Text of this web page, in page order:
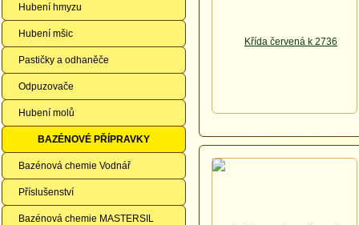
Hubení hmyzu
Hubení mšic
Pastičky a odhaněče
Odpuzovače
Hubení molů
BAZÉNOVÉ PŘÍPRAVKY
Bazénová chemie Vodnář
Příslušenství
Bazénová chemie MASTERSIL